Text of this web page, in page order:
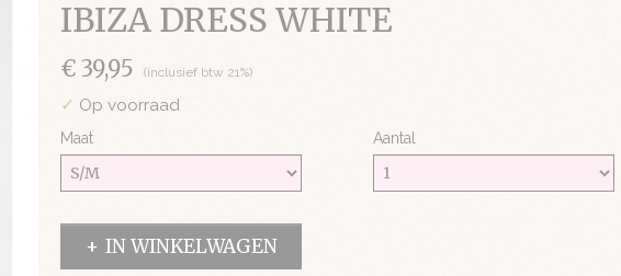
IBIZA DRESS WHITE
€ 39,95 (inclusief btw 21%)
✓ Op voorraad
Maat Aantal
IN WINKELWAGEN